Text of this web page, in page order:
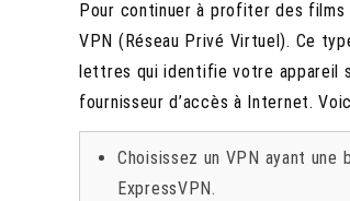
Pour continuer à profiter des films
VPN (Réseau Privé Virtuel). Ce
lettres qui identifie votre appareil
fournisseur d’accès à Internet.
Choisissez un VPN ayant
ExpressVPN.